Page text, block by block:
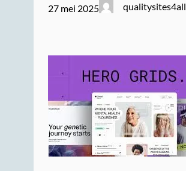
27 mei 2025 qualitysites4all